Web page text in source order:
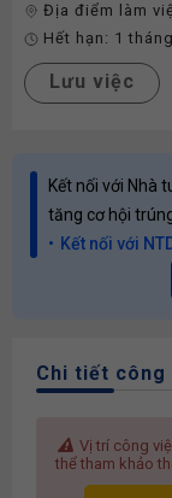
Địa điểm làm
Hết hạn: 1
Lưu việc
Kết nối với Nhà
tăng cơ hội
Kết nối với
Chi tiết công
Vị trí công
thể tham khảo